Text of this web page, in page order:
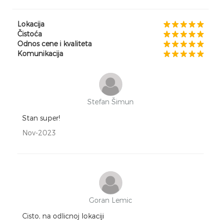
Lokacija
Čistoća
Odnos cene i kvaliteta
Komunikacija
Stefan Šimun
Stan super!
Nov-2023
Goran Lemic
Cisto, na odlicnoj lokaciji